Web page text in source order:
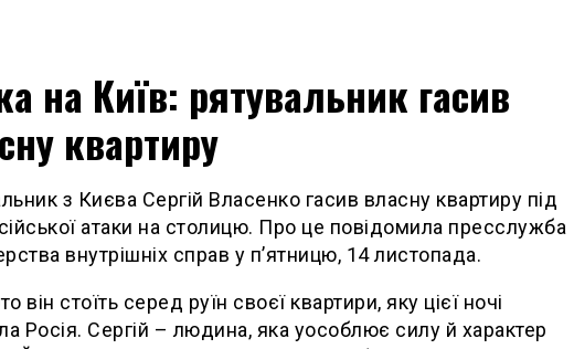
на Київ: рятувальник гасив
квартиру
з Києва Сергій Власенко гасив власну квартиру під
атаки на столицю. Про це повідомила пресслужба
внутрішніх справ у п’ятницю, 14 листопада.
він стоїть серед руїн своєї квартири, яку цієї ночі
Росія. Сергій – людина, яка уособлює силу й характер